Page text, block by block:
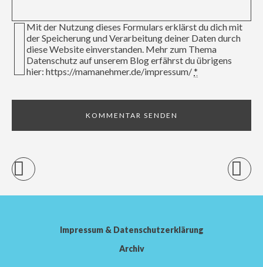
Mit der Nutzung dieses Formulars erklärst du dich mit
der Speicherung und Verarbeitung deiner Daten durch
diese Website einverstanden. Mehr zum Thema
Datenschutz auf unserem Blog erfährst du übrigens
hier: https://mamanehmer.de/impressum/*
Impressum & Datenschutzerklärung
Archiv